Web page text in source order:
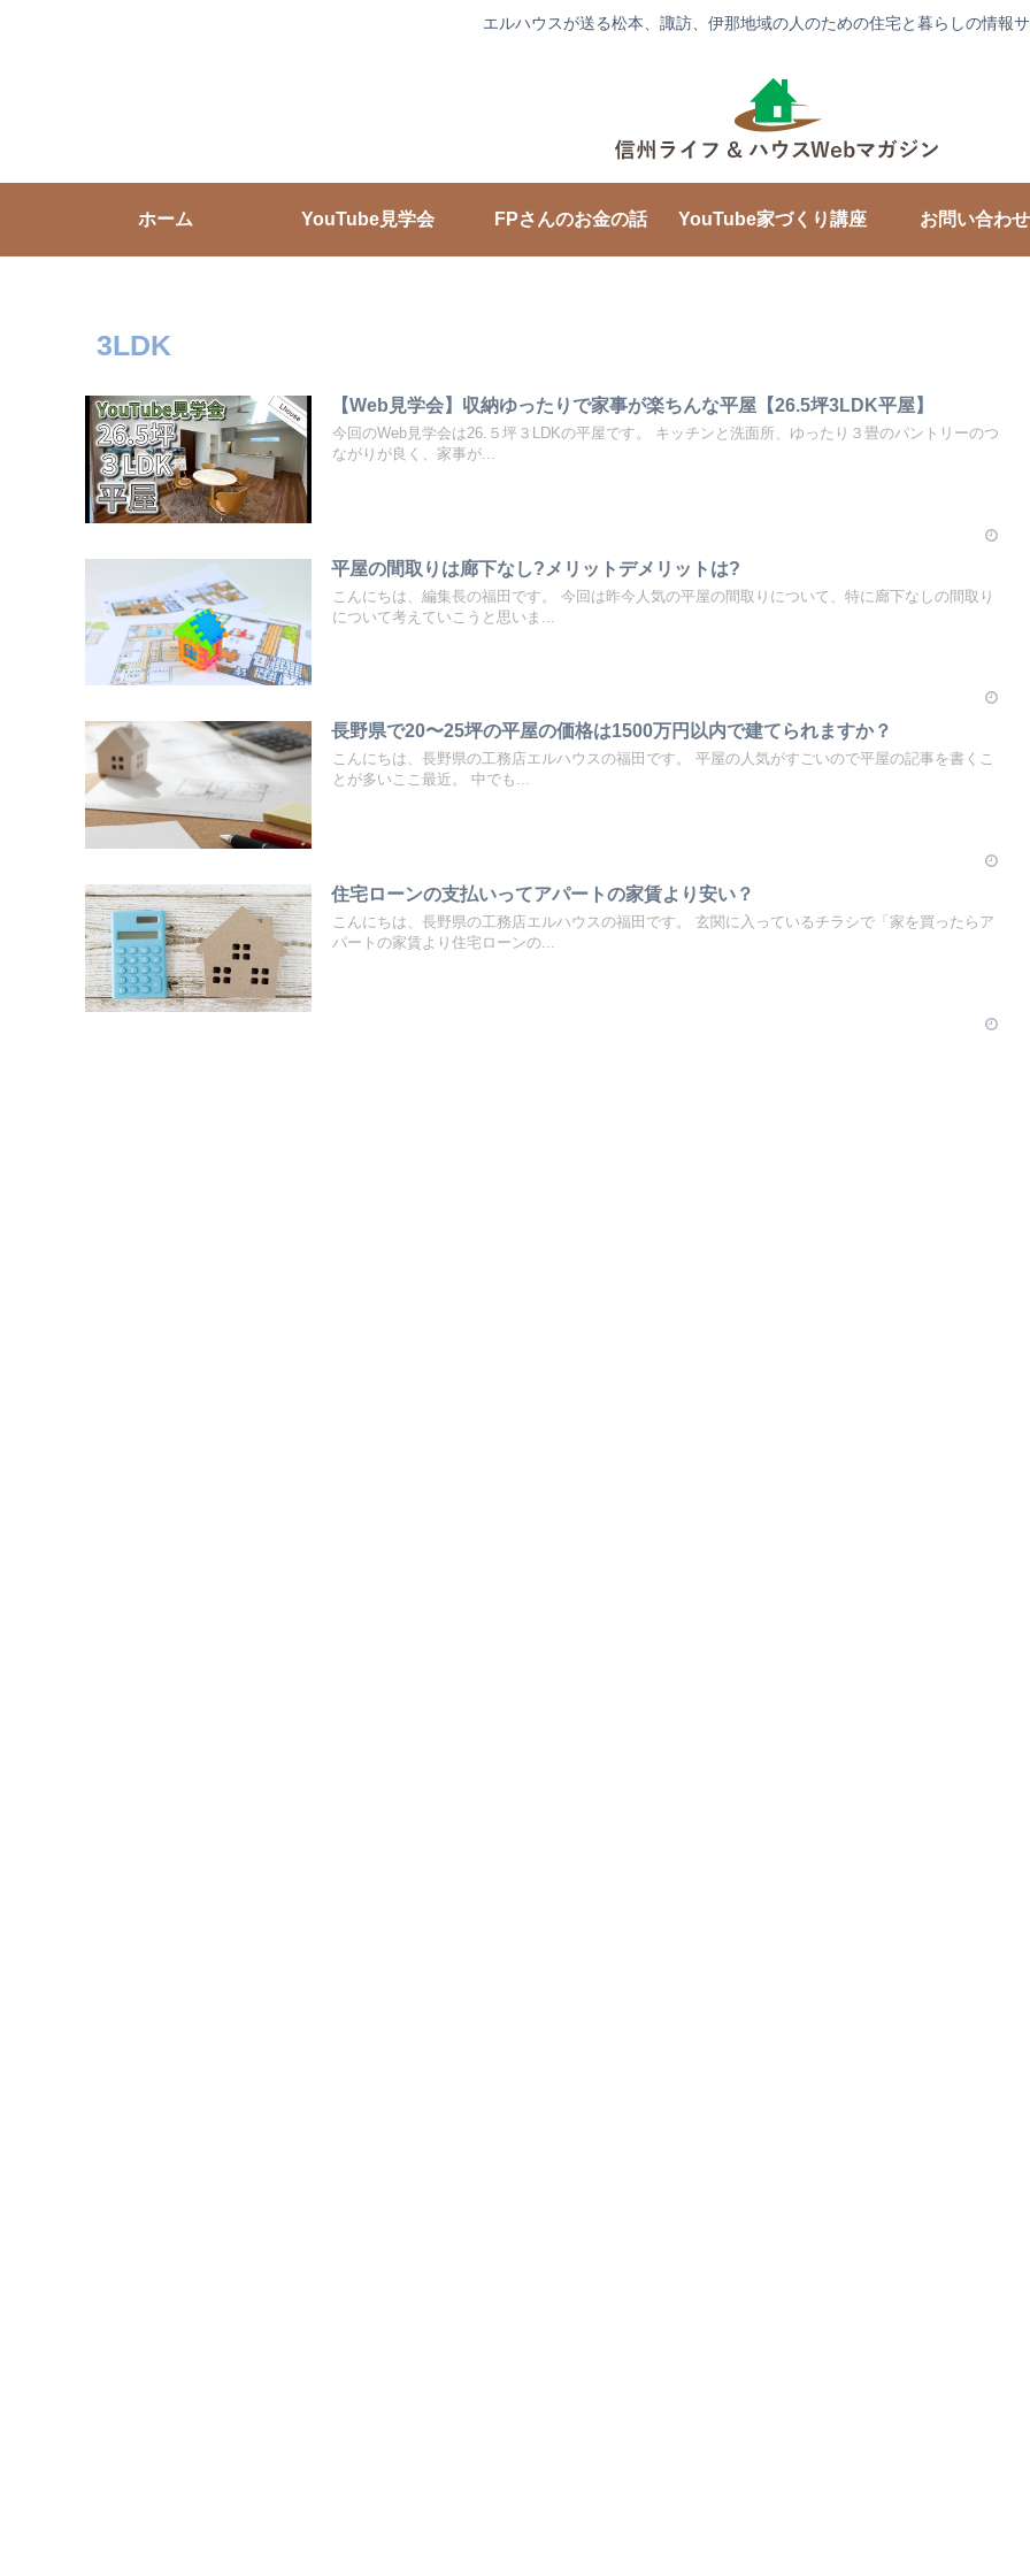
エルハウスが送る松本、諏訪、伊那地域の人のための住宅と暮らしの情報
ホーム YouTube見学会 FPさんのお金の話 YouTube家づくり講座 お問い合わせ
3LDK
【Web見学会】収納ゆったりで家事が楽ちんな平屋【26.5坪3LDK平屋】
今回のWeb見学会は26.５坪３LDKの平屋です。 キッチンと洗面所、ゆったり３畳のパントリーのつ
ながりが良く、家事が...
平屋の間取りは廊下なし?メリットデメリットは?
こんにちは、編集長の福田です。 今回は昨今人気の平屋の間取りについて、特に廊下なしの間取り
について考えていこうと思いま...
長野県で20〜25坪の平屋の価格は1500万円以内で建てられますか？
こんにちは、長野県の工務店エルハウスの福田です。 平屋の人気がすごいので平屋の記事を書くこ
とが多いここ最近。 中でも...
住宅ローンの支払いってアパートの家賃より安い？
こんにちは、長野県の工務店エルハウスの福田です。 玄関に入っているチラシで「家を買ったらア
パートの家賃より住宅ローンの...